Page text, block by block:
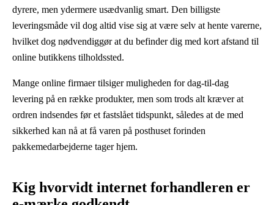
dyrere, men ydermere usædvanlig smart. Den billigste
leveringsmåde vil dog altid vise sig at være selv at hente varerne,
hvilket dog nødvendiggør at du befinder dig med kort afstand til
online butikkens tilholdssted.
Mange online firmaer tilsiger muligheden for dag-til-dag
levering på en række produkter, men som trods alt kræver at
ordren indsendes før et fastslået tidspunkt, således at de med
sikkerhed kan nå at få varen på posthuset forinden
pakkemedarbejderne tager hjem.
Kig hvorvidt internet forhandleren er